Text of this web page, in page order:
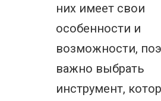
них имеет свои
особенности и
возможности,
важно выбрать
инструмент,